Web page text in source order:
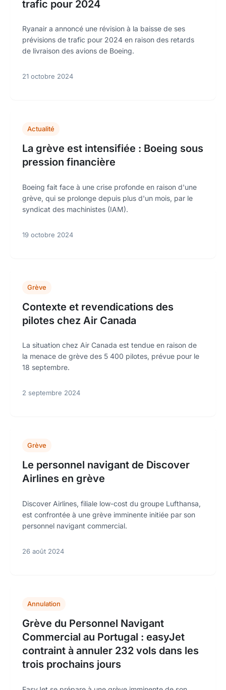
trafic pour 2024
Ryanair a annoncé une révision à la baisse de ses
prévisions de trafic pour 2024 en raison des retards
de livraison des avions de Boeing.
21 octobre 2024
Actualité
La grève est intensifiée : Boeing sous
pression financière
Boeing fait face à une crise profonde en raison d'une
grève, qui se prolonge depuis plus d'un mois, par le
syndicat des machinistes (IAM).
19 octobre 2024
Grève
Contexte et revendications des
pilotes chez Air Canada
La situation chez Air Canada est tendue en raison de
la menace de grève des 5 400 pilotes, prévue pour le
18 septembre.
2 septembre 2024
Grève
Le personnel navigant de Discover
Airlines en grève
Discover Airlines, filiale low-cost du groupe Lufthansa,
est confrontée à une grève imminente initiée par son
personnel navigant commercial.
26 août 2024
Annulation
Grève du Personnel Navigant
Commercial au Portugal : easyJet
contraint à annuler 232 vols dans les
trois prochains jours